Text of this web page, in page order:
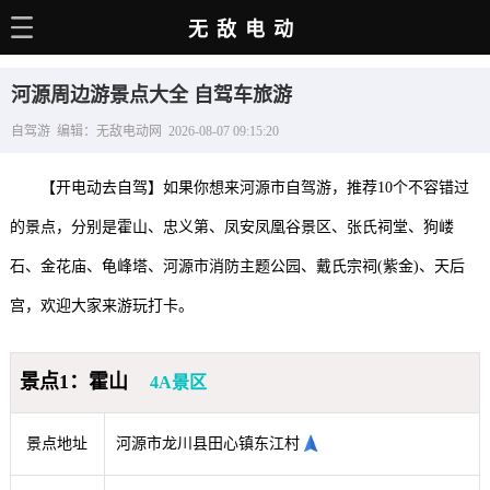
电动百科
选车推荐
充电站
销量榜
经销商
无敌电动
河源周边游景点大全 自驾车旅游
自驾游 编辑：无敌电动网 2026-08-07 09:15:20
【开电动去自驾】如果你想来河源市自驾游，推荐10个不容错过
的景点，分别是霍山、忠义第、凤安凤凰谷景区、张氏祠堂、狗嵝
石、金花庙、龟峰塔、河源市消防主题公园、戴氏宗祠(紫金)、天后
宫，欢迎大家来游玩打卡。
景点1：霍山 4A景区
景点地址 河源市龙川县田心镇东江村